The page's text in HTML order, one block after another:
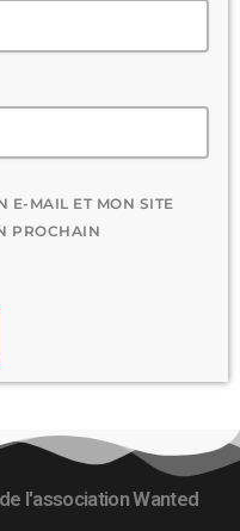
E-MAIL ET MON SITE
PROCHAIN
l'association Wanted